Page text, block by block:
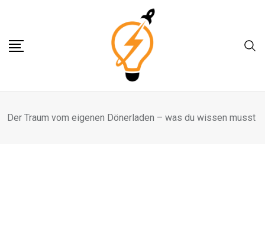
content
Der Traum vom eigenen Dönerladen – was du wissen musst